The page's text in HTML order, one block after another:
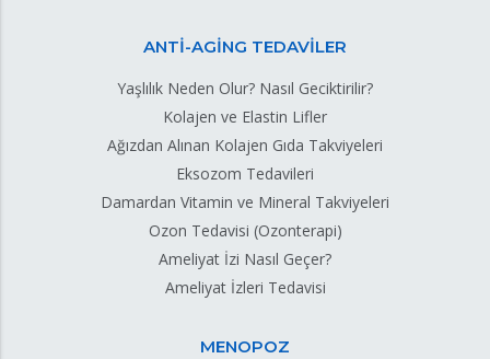
ANTİ-AGİNG TEDAVİLER
Yaşlılık Neden Olur? Nasıl Geciktirilir?
Kolajen ve Elastin Lifler
Ağızdan Alınan Kolajen Gıda Takviyeleri
Eksozom Tedavileri
Damardan Vitamin ve Mineral Takviyeleri
Ozon Tedavisi (Ozonterapi)
Ameliyat İzi Nasıl Geçer?
Ameliyat İzleri Tedavisi
MENOPOZ